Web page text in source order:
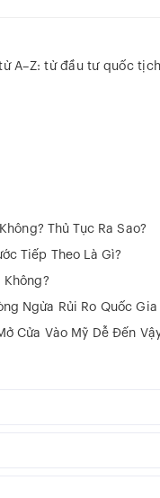
A–Z: từ đầu tư quốc
Thủ Tục Ra Sao?
Tiếp Theo Là Gì?
Không?
Ngừa Rủi Ro Quốc Gia
Cửa Vào Mỹ Dễ Đến